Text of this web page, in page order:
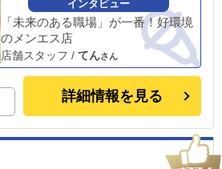
「未来のある職場」が一番！好環境
のメンエス店
店舗スタッフ / てん
詳細情報を見る